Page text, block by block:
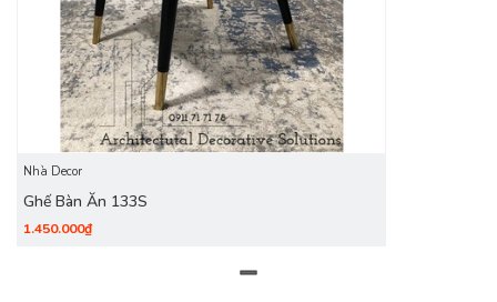
Nhà Decor
Ghế Bàn Ăn 133S
1.450.000₫